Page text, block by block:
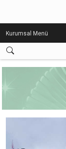
Kurumsal Menü